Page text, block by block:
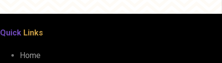
Quick Links
Home